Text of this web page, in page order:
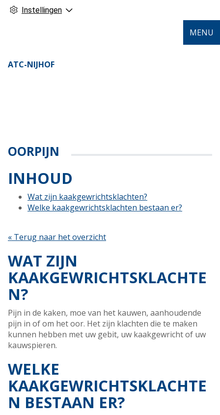
Instellingen
ATC-NIJHOF
MENU
OORPIJN
INHOUD
Wat zijn kaakgewrichtsklachten?
Welke kaakgewrichtsklachten bestaan er?
« Terug naar het overzicht
WAT ZIJN
KAAKGEWRICHTSKLACHTE
N?
Pijn in de kaken, moe van het kauwen, aanhoudende
pijn in of om het oor. Het zijn klachten die te maken
kunnen hebben met uw gebit, uw kaakgewricht of uw
kauwspieren.
WELKE
KAAKGEWRICHTSKLACHTE
N BESTAAN ER?